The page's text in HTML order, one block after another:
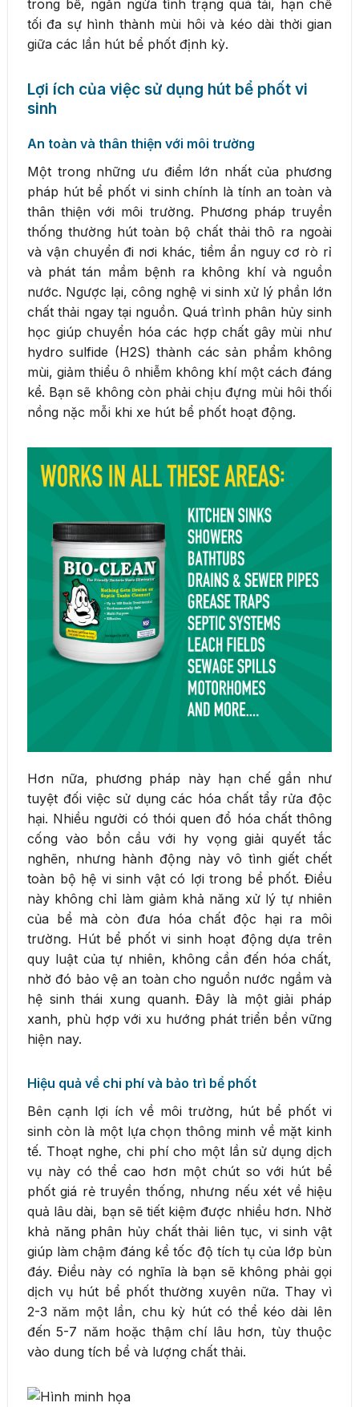
trong bể, ngăn ngừa tình trạng quá tải, hạn chế
tối đa sự hình thành mùi hôi và kéo dài thời gian
giữa các lần hút bể phốt định kỳ.
Lợi ích của việc sử dụng hút bể phốt vi
sinh
An toàn và thân thiện với môi trường
Một trong những ưu điểm lớn nhất của phương
pháp hút bể phốt vi sinh chính là tính an toàn và
thân thiện với môi trường. Phương pháp truyền
thống thường hút toàn bộ chất thải thô ra ngoài
và vận chuyển đi nơi khác, tiềm ẩn nguy cơ rò rỉ
và phát tán mầm bệnh ra không khí và nguồn
nước. Ngược lại, công nghệ vi sinh xử lý phần lớn
chất thải ngay tại nguồn. Quá trình phân hủy sinh
học giúp chuyển hóa các hợp chất gây mùi như
hydro sulfide (H2S) thành các sản phẩm không
mùi, giảm thiểu ô nhiễm không khí một cách đáng
kể. Bạn sẽ không còn phải chịu đựng mùi hôi thối
nồng nặc mỗi khi xe hút bể phốt hoạt động.
Hơn nữa, phương pháp này hạn chế gần như
tuyệt đối việc sử dụng các hóa chất tẩy rửa độc
hại. Nhiều người có thói quen đổ hóa chất thông
cống vào bồn cầu với hy vọng giải quyết tắc
nghẽn, nhưng hành động này vô tình giết chết
toàn bộ hệ vi sinh vật có lợi trong bể phốt. Điều
này không chỉ làm giảm khả năng xử lý tự nhiên
của bể mà còn đưa hóa chất độc hại ra môi
trường. Hút bể phốt vi sinh hoạt động dựa trên
quy luật của tự nhiên, không cần đến hóa chất,
nhờ đó bảo vệ an toàn cho nguồn nước ngầm và
hệ sinh thái xung quanh. Đây là một giải pháp
xanh, phù hợp với xu hướng phát triển bền vững
hiện nay.
Hiệu quả về chi phí và bảo trì bể phốt
Bên cạnh lợi ích về môi trường, hút bể phốt vi
sinh còn là một lựa chọn thông minh về mặt kinh
tế. Thoạt nghe, chi phí cho một lần sử dụng dịch
vụ này có thể cao hơn một chút so với hút bể
phốt giá rẻ truyền thống, nhưng nếu xét về hiệu
quả lâu dài, bạn sẽ tiết kiệm được nhiều hơn. Nhờ
khả năng phân hủy chất thải liên tục, vi sinh vật
giúp làm chậm đáng kể tốc độ tích tụ của lớp bùn
đáy. Điều này có nghĩa là bạn sẽ không phải gọi
dịch vụ hút bể phốt thường xuyên nữa. Thay vì
2-3 năm một lần, chu kỳ hút có thể kéo dài lên
đến 5-7 năm hoặc thậm chí lâu hơn, tùy thuộc
vào dung tích bể và lượng chất thải.